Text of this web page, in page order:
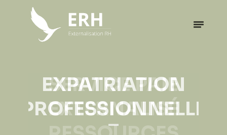
EXPATRIATION
PROFESSIONNELLE